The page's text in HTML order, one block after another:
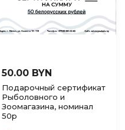
50.00 BYN
Подарочный сертификат
Рыболовного и
Зоомагазина, номинал
50р